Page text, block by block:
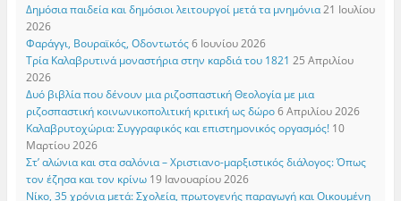
Δημόσια παιδεία και δημόσιοι λειτουργοί μετά τα μνημόνια 21 Ιουλίου
2026
Φαράγγι, Βουραϊκός, Οδοντωτός 6 Ιουνίου 2026
Τρία Καλαβρυτινά μοναστήρια στην καρδιά του 1821 25 Απριλίου
2026
Δυό βιβλία που δένουν μια ριζοσπαστική Θεολογία με μια
ριζοσπαστική κοινωνικοπολιτική κριτική ως δώρο 6 Απριλίου 2026
Καλαβρυτοχώρια: Συγγραφικός και επιστημονικός οργασμός! 10
Μαρτίου 2026
Στ’ αλώνια και στα σαλόνια – Χριστιανο-μαρξιστικός διάλογος: Όπως
τον έζησα και τον κρίνω 19 Ιανουαρίου 2026
Νίκο, 35 χρόνια μετά: Σχολεία, πρωτογενής παραγωγή και Οικουμένη